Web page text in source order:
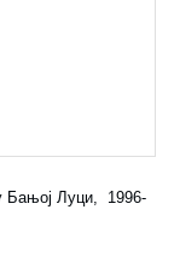
Бањој Луци, 1996-